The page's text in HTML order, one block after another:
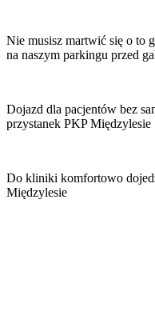
Nie musisz martwić się o to
na naszym parkingu przed
Dojazd dla pacjentów bez
przystanek PKP Międzylesie
Do kliniki komfortowo
Międzylesie